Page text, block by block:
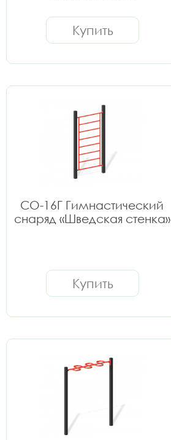
аксессуаров
Купить
СО-16Г Гимнастический
снаряд «Шведская стенка»
Купить